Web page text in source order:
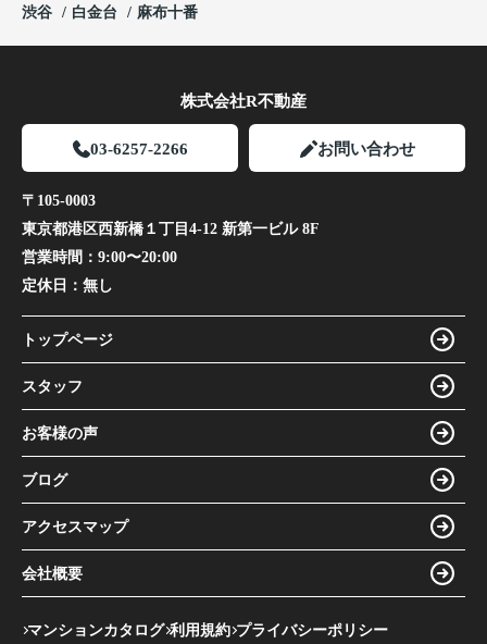
渋谷
白金台 麻布十番
株式会社R不動産
03-6257-2266 お問い合わせ
〒105-0003
東京都港区西新橋１丁目4-12 新第一ビル 8F
営業時間： 9:00〜20:00
定休日： 無し
トップページ
スタッフ
お客様の声
ブログ
アクセスマップ
会社概要
マンションカタログ 利用規約 プライバシーポリシー